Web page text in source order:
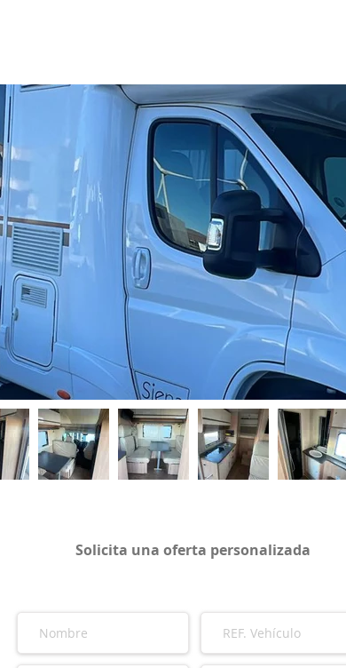
Solicita una oferta personalizada